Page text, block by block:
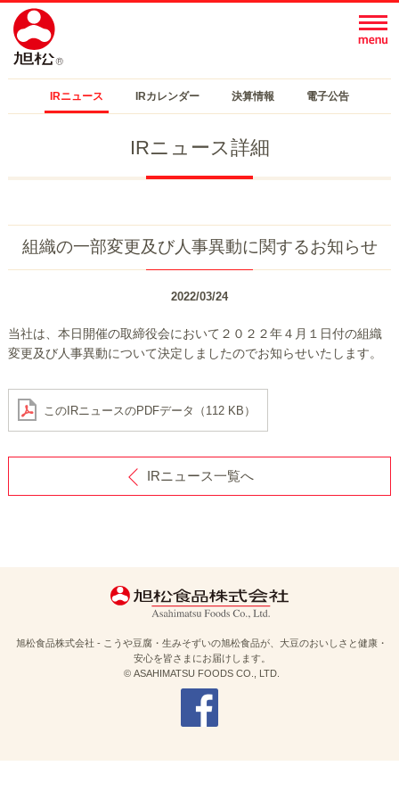
IRニュース IRカレンダー 決算情報 電子公告
IRニュース詳細
組織の一部変更及び人事異動に関するお知らせ
2022/03/24
当社は、本日開催の取締役会において２０２２年４月１日付の組織
変更及び人事異動について決定しましたのでお知らせいたします。
このIRニュースのPDFデータ（112 KB）
IRニュース一覧へ
旭松食品株式会社 - こうや豆腐・生みそずいの旭松食品が、大豆のおいしさと健康・
安心を皆さまにお届けします。
© ASAHIMATSU FOODS CO., LTD.